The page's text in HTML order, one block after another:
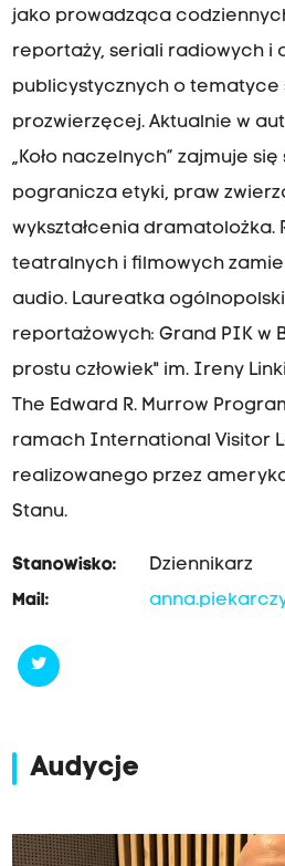
jako prowadząca
reportaży, seriali radiowych i
publicystycznych o tematyce
prozwierzęcej. Aktualnie w
„Koło naczelnych” zajmuje
pogranicza etyki, praw
wykształcenia dramatolożka.
teatralnych i filmowych
audio. Laureatka
reportażowych: Grand PIK w
prostu człowiek" im. Ireny
The Edward R. Murrow
ramach International Visitor
realizowanego przez
Stanu.
Stanowisko:
Dziennikarz
Mail:
Audycje